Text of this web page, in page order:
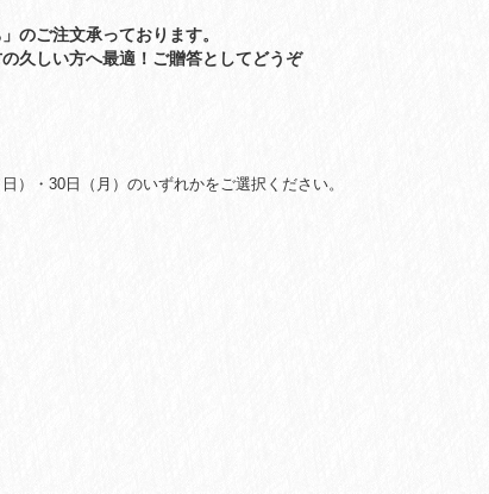
のご注文承っております。
久しい方へ最適！ご贈答としてどうぞ
）・30日（月）のいずれかをご選択ください。